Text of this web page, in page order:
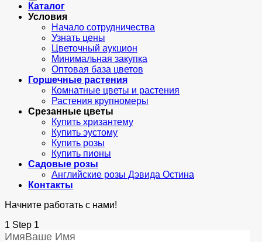
Каталог
Условия
Начало сотрудничества
Узнать цены
Цветочный аукцион
Минимальная закупка
Оптовая база цветов
Горшечные растения
Комнатные цветы и растения
Растения крупномеры
Срезанные цветы
Купить хризантему
Купить эустому
Купить розы
Купить пионы
Садовые розы
Английские розы Дэвида Остина
Контакты
Начните работать с нами!
1 Step 1
ИмяВаше Имя